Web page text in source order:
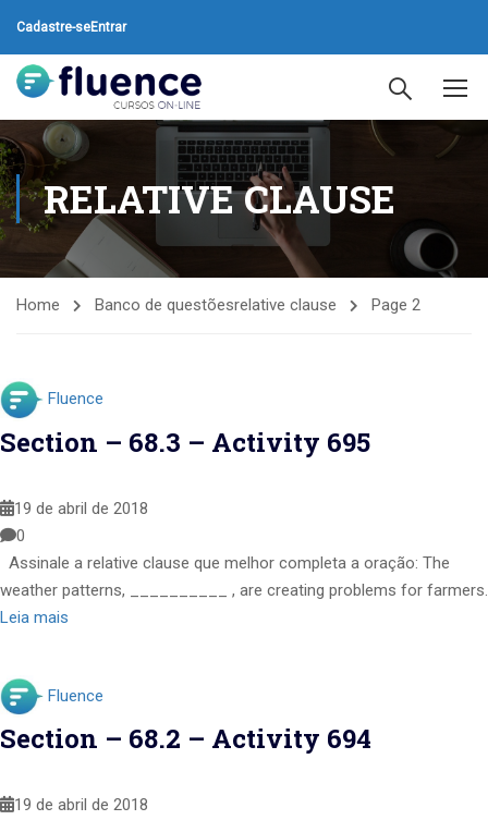
Cadastre-seEntrar
RELATIVE CLAUSE
Home Banco de questõesrelative clause Page 2
Fluence
Section – 68.3 – Activity 695
19 de abril de 2018
0
Assinale a relative clause que melhor completa a oração: The
weather patterns, __________ , are creating problems for farmers.
Leia mais
Fluence
Section – 68.2 – Activity 694
19 de abril de 2018